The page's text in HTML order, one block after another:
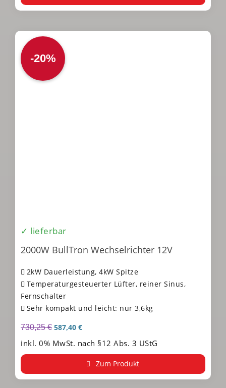
-20%
✓ lieferbar
2000W BullTron Wechselrichter 12V
2kW Dauerleistung, 4kW Spitze
Temperaturgesteuerter Lüfter, reiner Sinus,
Fernschalter
Sehr kompakt und leicht: nur 3,6kg
730,25€ 587,40 €
inkl. 0% MwSt. nach §12 Abs. 3 UStG
Zum Produkt